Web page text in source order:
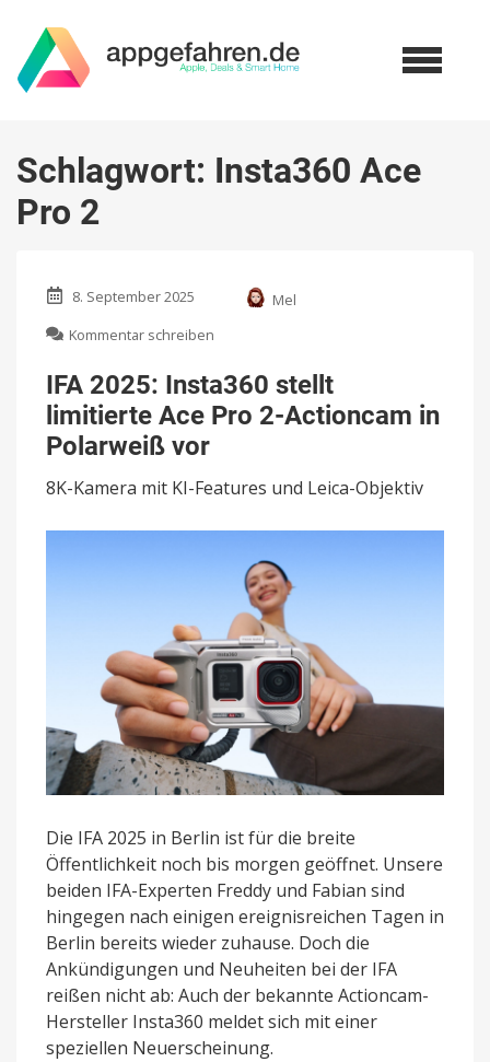
Schlagwort: Insta360 Ace
Pro 2
8. September 2025
Mel
Kommentar schreiben
2025:
Insta360
stellt
Pro
2-
Polarweiß
IFA 2025: Insta360 stellt
limitierte Ace Pro 2-Actioncam in
Polarweiß vor
8K-Kamera mit KI-Features und Leica-Objektiv
Die IFA 2025 in Berlin ist für die breite
Öffentlichkeit noch bis morgen geöffnet. Unsere
beiden IFA-Experten Freddy und Fabian sind
hingegen nach einigen ereignisreichen Tagen in
Berlin bereits wieder zuhause. Doch die
Ankündigungen und Neuheiten bei der IFA
reißen nicht ab: Auch der bekannte Actioncam-
Hersteller Insta360 meldet sich mit einer
speziellen Neuerscheinung.